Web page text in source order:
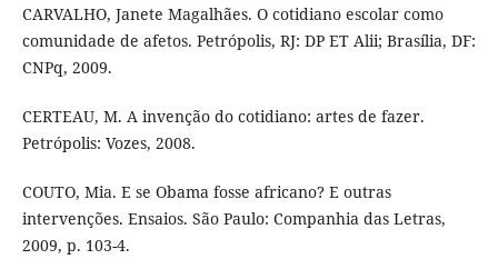
CARVALHO, Janete Magalhães. O cotidiano escolar como
comunidade de afetos. Petrópolis, RJ: DP ET Alii; Brasília, DF:
CNPq, 2009.
CERTEAU, M. A invenção do cotidiano: artes de fazer.
Petrópolis: Vozes, 2008.
COUTO, Mia. E se Obama fosse africano? E outras
intervenções. Ensaios. São Paulo: Companhia das Letras,
2009, p. 103-4.